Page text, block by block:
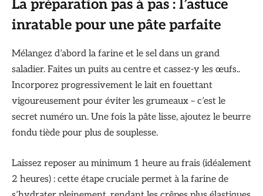
La préparation pas à pas : l’astuce
inratable pour une pâte parfaite
Mélangez d’abord la farine et le sel dans un grand
saladier. Faites un puits au centre et cassez-y les œufs..
Incorporez progressivement le lait en fouettant
vigoureusement pour éviter les grumeaux – c’est le
secret numéro un. Une fois la pâte lisse, ajoutez le beurre
fondu tiède pour plus de souplesse.
Laissez reposer au minimum 1 heure au frais (idéalement
2 heures) : cette étape cruciale permet à la farine de